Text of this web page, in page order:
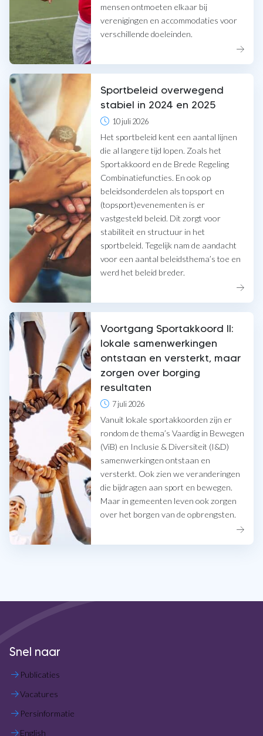
mensen ontmoeten elkaar bij
verenigingen en accommodaties voor
verschillende doeleinden.
Sportbeleid overwegend
stabiel in 2024 en 2025
10 juli 2026
Het sportbeleid kent een aantal lijnen
die al langere tijd lopen. Zoals het
Sportakkoord en de Brede Regeling
Combinatiefuncties. En ook op
beleidsonderdelen als topsport en
(topsport)evenementen is er
vastgesteld beleid. Dit zorgt voor
stabiliteit en structuur in het
sportbeleid. Tegelijk nam de aandacht
voor een aantal beleidsthema’s toe en
werd het beleid breder.
Voortgang Sportakkoord II:
lokale samenwerkingen
ontstaan en versterkt, maar
zorgen over borging
resultaten
7 juli 2026
Vanuit lokale sportakkoorden zijn er
rondom de thema’s Vaardig in Bewegen
(ViB) en Inclusie & Diversiteit (I&D)
samenwerkingen ontstaan en
versterkt. Ook zien we veranderingen
die bijdragen aan sport en bewegen.
Maar in gemeenten leven ook zorgen
over het borgen van de opbrengsten.
Snel naar
Publicaties
Vacatures
Persinformatie
English